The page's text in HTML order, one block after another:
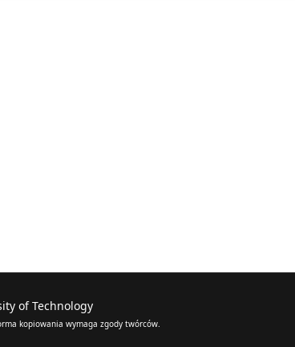
of Technology
kopiowania wymaga zgody twórców.